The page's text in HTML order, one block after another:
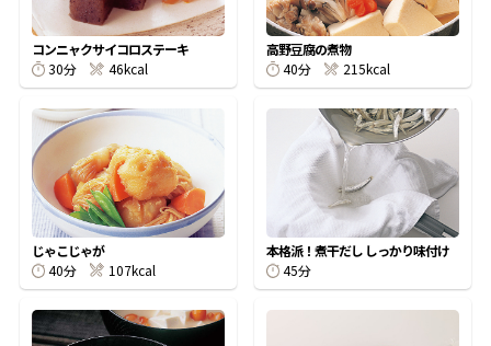
『踊り節』
鰹節屋の
だしパック
コンニャクサイコロステーキ
30分
46kcal
高野豆腐の煮物
40分
215kcal
じゃこじゃが
40分
107kcal
本格派！煮干だし しっかり味付け
45分